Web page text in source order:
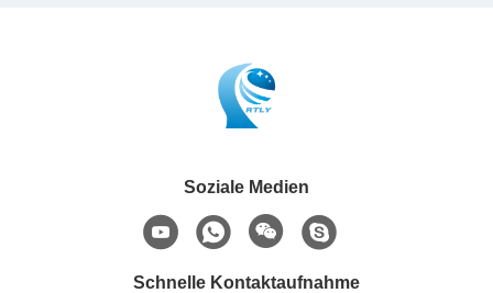
Soziale Medien
Schnelle Kontaktaufnahme